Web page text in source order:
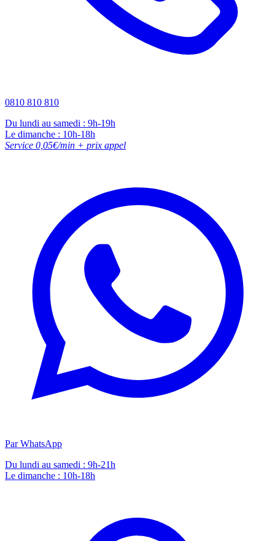
0810 810 810
Du lundi au samedi : 9h-19h
Le dimanche : 10h-18h
Service 0,05€/min + prix appel
Par WhatsApp
Du lundi au samedi : 9h-21h
Le dimanche : 10h-18h